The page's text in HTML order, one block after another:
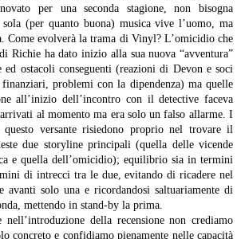
per una seconda stagione, non bisogna
(per quanto buona) musica vive l’uomo, ma
Come evolverà la trama di Vinyl? L’omicidio che
Richie ha dato inizio alla sua nuova “avventura”
ed ostacoli conseguenti (reazioni di Devon e soci
problemi con la dipendenza) ma quelle
all’inizio dell’incontro con il detective faceva
arrivati al momento ma era solo un falso allarme. I
versante risiedono proprio nel trovare il
due storyline principali (quella delle vicende
e quella dell’omicidio); equilibrio sia in termini
di intrecci tra le due, evitando di ricadere nel
avanti solo una e ricordandosi saltuariamente di
mettendo in stand-by la prima.
della recensione non crediamo
concreto e confidiamo pienamente nelle capacità